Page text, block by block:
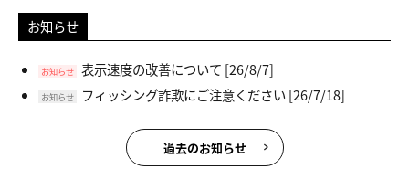
お知らせ
お知らせ 表示速度の改善について [26/8/7]
お知らせ フィッシング詐欺にご注意ください[26/7/18]
過去のお知らせ